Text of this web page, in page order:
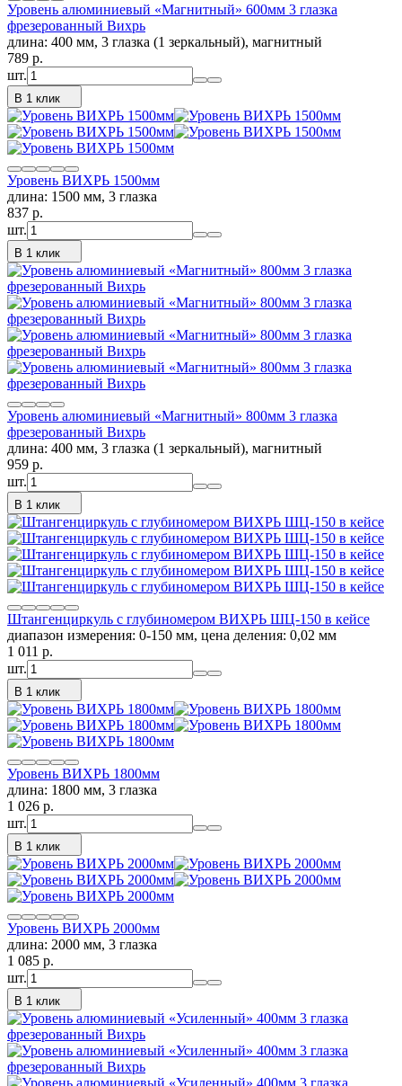
Уровень алюминиевый «Магнитный» 600мм 3 глазка
фрезерованный Вихрь
длина: 400 мм, 3 глазка (1 зеркальный), магнитный
789 p.
шт.
В 1 клик
Уровень ВИХРЬ 1500мм
длина: 1500 мм, 3 глазка
837 p.
шт.
В 1 клик
Уровень алюминиевый «Магнитный» 800мм 3 глазка
фрезерованный Вихрь
длина: 400 мм, 3 глазка (1 зеркальный), магнитный
959 p.
шт.
В 1 клик
Штангенциркуль с глубиномером ВИХРЬ ШЦ-150 в кейсе
диапазон измерения: 0-150 мм, цена деления: 0,02 мм
1 011 p.
шт.
В 1 клик
Уровень ВИХРЬ 1800мм
длина: 1800 мм, 3 глазка
1 026 p.
шт.
В 1 клик
Уровень ВИХРЬ 2000мм
длина: 2000 мм, 3 глазка
1 085 p.
шт.
В 1 клик